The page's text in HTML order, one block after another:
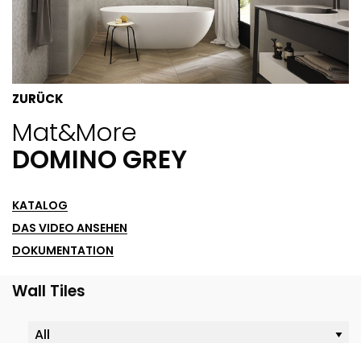
ZURÜCK
Mat&more
DOMINO GREY
KATALOG
DAS VIDEO ANSEHEN
DOKUMENTATION
Wall Tiles